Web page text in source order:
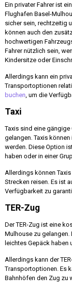
Ein privater Fahrer ist
Flughafen Basel-
sicher sein, rechtzeitig
können auch den
hochwertigen
Fahrer nützlich sein,
Kindersitze oder
Allerdings kann ein
Transportoptionen
buchen , um die
Taxi
Taxis sind eine
gelangen. Taxis
werden. Diese Option
haben oder in einer
Allerdings können
Strecken reisen. Es ist
Verfügbarkeit zu
TER-Zug
Der TER-Zug ist eine
Mulhouse zu
leichtes Gepäck haben
Allerdings kann der
Transportoptionen. Es
Bahnhöfen den Zug zu